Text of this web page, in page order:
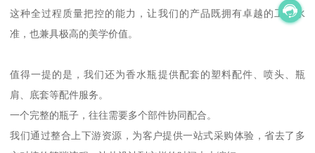
这种全过程质量把控的能力，让我们的产品既拥有卓越的工艺水
准，也兼具极高的美学价值。
值得一提的是，我们还为香水瓶提供配套的塑料配件、喷头、瓶
肩、底套等配件服务。
一个完整的瓶子，往往需要多个部件协同配合。
我们通过整合上下游资源，为客户提供一站式采购体验，省去了多